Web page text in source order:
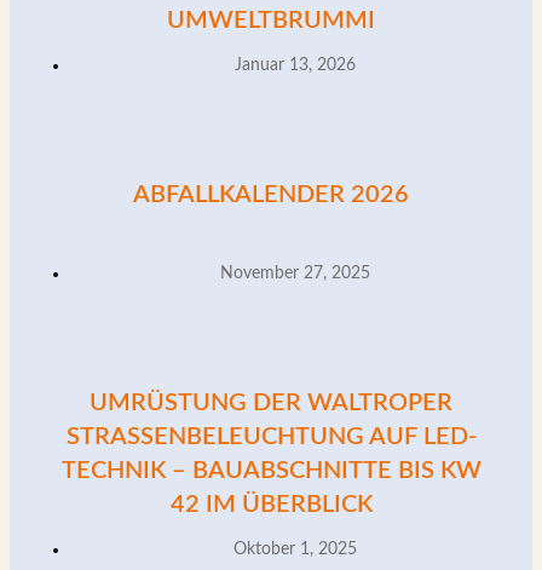
UMWELTBRUMMI
Januar 13, 2026
ABFALLKALENDER 2026
November 27, 2025
UMRÜSTUNG DER WALTROPER
STRASSENBELEUCHTUNG AUF LED-T
ECHNIK – BAUABSCHNITTE BIS KW 4
2 IM ÜBERBLICK
Oktober 1, 2025